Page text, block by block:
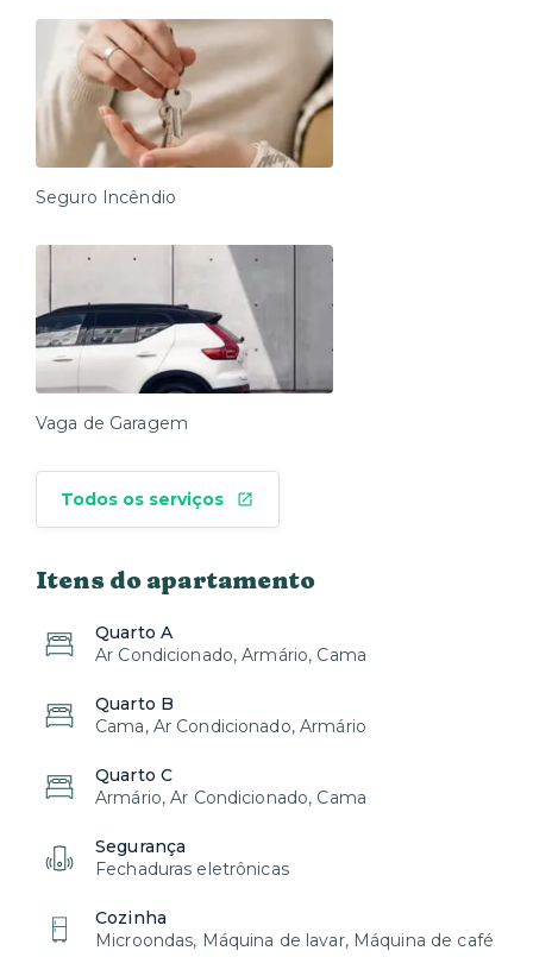
Seguro Incêndio
Vaga de Garagem
Todos os serviços
Itens do apartamento
Quarto A
Ar Condicionado, Armário, Cama
Quarto B
Cama, Ar Condicionado, Armário
Quarto C
Armário, Ar Condicionado, Cama
Segurança
Fechaduras eletrônicas
Cozinha
Microondas, Máquina de lavar, Máquina de café